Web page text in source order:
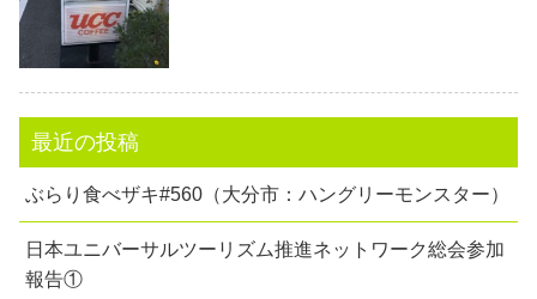
最近の投稿
ぶらり食べザキ#560（大分市：ハングリーモンスター）
日本ユニバーサルツーリズム推進ネットワーク総会参加
報告①